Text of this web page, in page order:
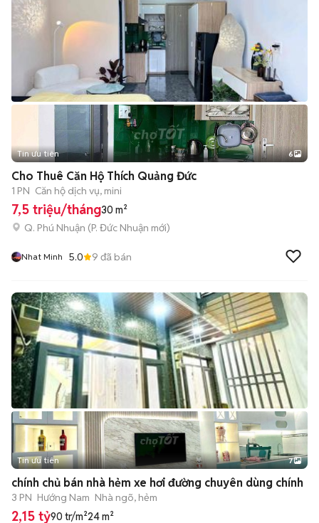
+2
Tin ưu tiên 6
Cho Thuê Căn Hộ Thích Quảng Đức
1 PN Căn hộ dịch vụ, mini
7,5 triệu/tháng30 m²
Q. Phú Nhuận (P. Đức Nhuận mới)
Nhat Minh 5.0 9 đã bán
+2
Tin ưu tiên 7
chính chủ bán nhà hẻm xe hơi đường chuyên dùng chính
3 PN Hướng Nam Nhà ngõ, hẻm
2,15 tỷ90 tr/m²24 m²